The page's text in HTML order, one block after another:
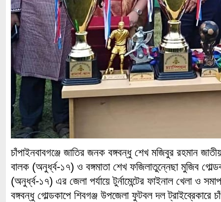
চাঁপাইনবাবগঞ্জে জাতির জনক বঙ্গবন্ধু শেখ মজিবুর রহমান
বালক (অনুর্ধ্ব-১৭) ও বঙ্গমাতা শেখ ফজিলাতুন্নেছা মুজিব
(অনুর্ধ্ব-১৭) এর জেলা পর্যায়ে টুর্নামেন্টের ফাইনাল খেলা ও
বঙ্গবন্ধু গোল্ডকাপে শিবগঞ্জ উপজেলা ফুটবল দল ট্রাইব্রেকারে